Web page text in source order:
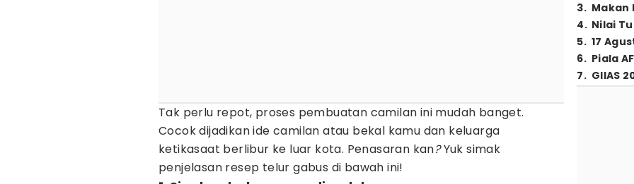
Tak perlu repot, proses pembuatan camilan ini mudah banget.
Cocok dijadikan ide camilan atau bekal kamu dan keluarga
ketikasaat berlibur ke luar kota. Penasaran kan?Yuk simak
penjelasan resep telur gabus di bawah ini!
3. Makan
4. Nilai
5. 17
6. Piala
7. GIIAS